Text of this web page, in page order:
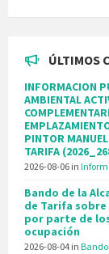
ÚLTIMOS
INFORMACION
AMBIENTAL
PINTOR
TARIFA
2026-08-06 in
Bando de la
de Tarifa
por parte de
ocupación
2026-08-04 in